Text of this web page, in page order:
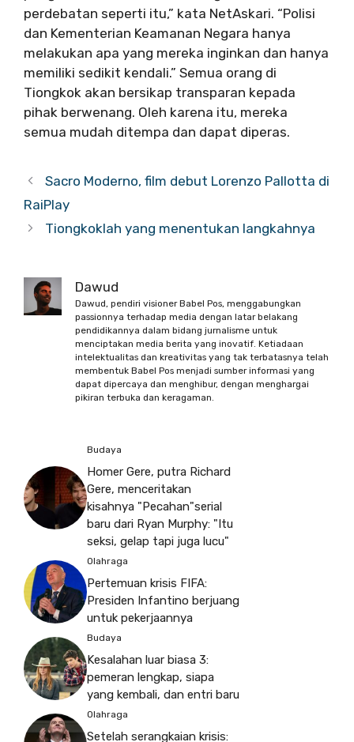
perdebatan seperti itu,” kata NetAskari. “Polisi
dan Kementerian Keamanan Negara hanya
melakukan apa yang mereka inginkan dan hanya
memiliki sedikit kendali.” Semua orang di
Tiongkok akan bersikap transparan kepada
pihak berwenang. Oleh karena itu, mereka
semua mudah ditempa dan dapat diperas.
Sacro Moderno, film debut Lorenzo Pallotta di
RaiPlay
Tiongkoklah yang menentukan langkahnya
Dawud
Dawud, pendiri visioner Babel Pos, menggabungkan
passionnya terhadap media dengan latar belakang
pendidikannya dalam bidang jurnalisme untuk
menciptakan media berita yang inovatif. Ketiadaan
intelektualitas dan kreativitas yang tak terbatasnya telah
membentuk Babel Pos menjadi sumber informasi yang
dapat dipercaya dan menghibur, dengan menghargai
pikiran terbuka dan keragaman.
Budaya
Homer Gere, putra Richard
Gere, menceritakan
kisahnya "Pecahan"serial
baru dari Ryan Murphy: "Itu
seksi, gelap tapi juga lucu"
Olahraga
Pertemuan krisis FIFA:
Presiden Infantino berjuang
untuk pekerjaannya
Budaya
Kesalahan luar biasa 3:
pemeran lengkap, siapa
yang kembali, dan entri baru
Olahraga
Setelah serangkaian krisis: